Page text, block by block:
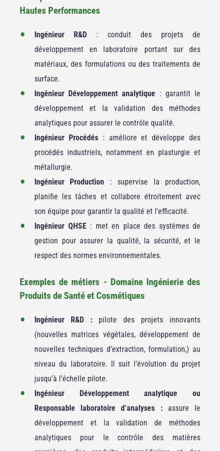
Hautes Performances
Ingénieur R&D : conduit des projets de
développement en laboratoire portant sur des
matériaux, des formulations ou des traitements de
surface.
Ingénieur Développement analytique : garantit le
développement et la validation des méthodes
analytiques pour assurer le contrôle qualité.
Ingénieur Procédés: améliore et développe des
procédés industriels, notamment en plasturgie et
métallurgie.
Ingénieur Production : supervise la production,
planifie les tâches et collabore étroitement avec
son équipe pour garantir la qualité et l'efficacité.
Ingénieur QHSE: met en place des systèmes de
gestion pour assurer la qualité, la sécurité, et le
respect des normes environnementales.
Exemples de métiers - Domaine Ingénierie des
Produits de Santé et Cosmétiques
Ingénieur R&D : pilote des projets innovants
(nouvelles matrices végétales, développement de
nouvelles techniques d’extraction, formulation,) au
niveau du laboratoire. Il suit l’évolution du projet
jusqu’à l’échelle pilote.
Ingénieur Développement analytique ou
Responsable laboratoire d’analyses : assure le
développement et la validation de méthodes
analytiques pour le contrôle des matières